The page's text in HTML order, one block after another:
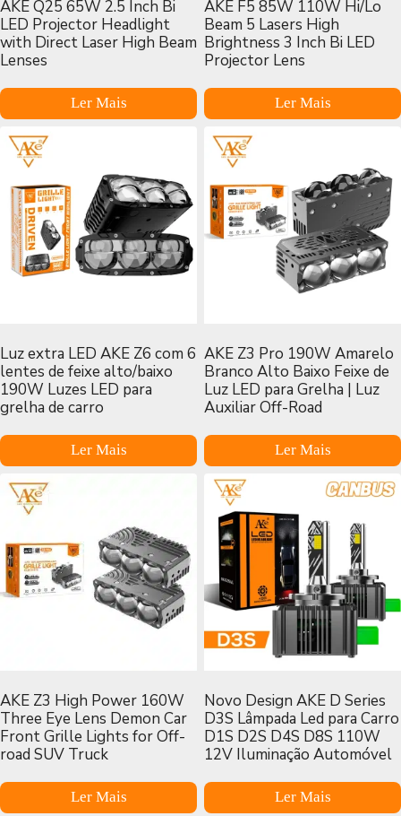
AKE Q25 65W 2.5 Inch Bi
LED Projector Headlight
with Direct Laser High Beam
Lenses
Ler Mais
AKE F5 85W 110W Hi/Lo
Beam 5 Lasers High
Brightness 3 Inch Bi LED
Projector Lens
Ler Mais
Luz extra LED AKE Z6 com 6
lentes de feixe alto/baixo
190W Luzes LED para
grelha de carro
Ler Mais
AKE Z3 Pro 190W Amarelo
Branco Alto Baixo Feixe de
Luz LED para Grelha | Luz
Auxiliar Off-Road
Ler Mais
AKE Z3 High Power 160W
Three Eye Lens Demon Car
Front Grille Lights for Off-
road SUV Truck
Ler Mais
Novo Design AKE D Series
D3S Lâmpada Led para Carro
D1S D2S D4S D8S 110W
12V Iluminação Automóvel
Ler Mais